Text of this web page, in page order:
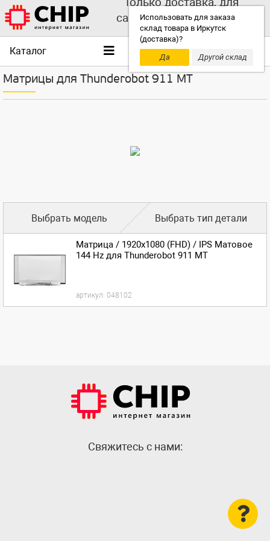
Использовать для заказа
склад товара в Иркутск
(доставка)?
Да
Другой склад
самовывоза выбирайте
другой склад!
Каталог
Матрицы для Thunderobot 911 MT
Выбрать модель Выбрать тип детали
Матрица / 1920x1080 (FHD) / IPS Матовое
144 Hz для Thunderobot 911 MT
артикул: 048102
Cвяжитесь с нами: